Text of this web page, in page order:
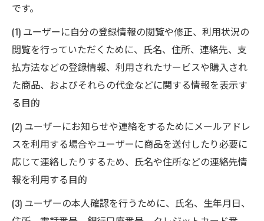
です。
(1) ユーザーに自分の登録情報の閲覧や修正、利用状況の
閲覧を行っていただくために、氏名、住所、連絡先、支
払方法などの登録情報、利用されたサービスや購入され
た商品、およびそれらの代金などに関する情報を表示す
る目的
(2) ユーザーにお知らせや連絡をするためにメールアドレ
スを利用する場合やユーザーに商品を送付したり必要に
応じて連絡したりするため、氏名や住所などの連絡先情
報を利用する目的
(3) ユーザーの本人確認を行うために、氏名、生年月日、